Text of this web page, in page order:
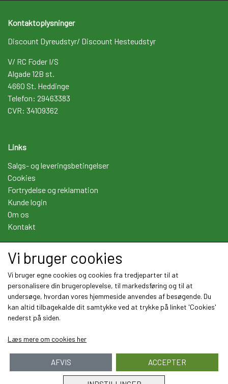
Kontaktoplysninger
Discount Dyreudstyr/ Discount Hesteudstyr
V/ RC Foder I/S
Algade 12B st.
4660 St. Heddinge
Telefon: 29463383
CVR: 34109362
Links
Salgs- og leveringsbetingelser
Cookies
Fortrydelse og reklamation
Kunde login
Om os
Kontakt
Sociale medier
Vi bruger cookies
Vi bruger egne cookies og cookies fra tredjeparter til at
personalisere din brugeroplevelse, til markedsføring og til at
undersøge, hvordan vores hjemmeside anvendes af besøgende. Du
kan altid tilbagekalde dit samtykke ved at trykke på linket 'Cookies'
nederst på siden.
Læs mere om cookies her
AFVIS ACCEPTER